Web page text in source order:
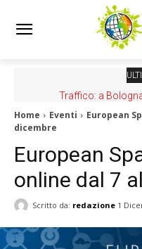
Traffico: a
Home Eventi
European
dicembre
European
online dal 7
Scritto da: redazione 1